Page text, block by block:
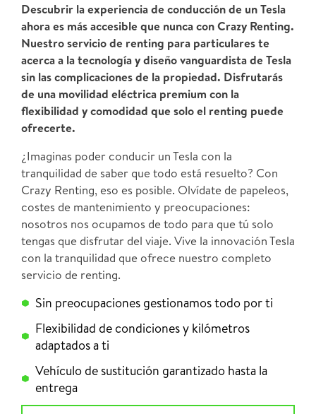
Descubrir la experiencia de conducción de un Tesla
ahora es más accesible que nunca con Crazy Renting.
Nuestro servicio de renting para particulares te
acerca a la tecnología y diseño vanguardista de Tesla
sin las complicaciones de la propiedad. Disfrutarás
de una movilidad eléctrica premium con la
flexibilidad y comodidad que solo el renting puede
ofrecerte.
¿Imaginas poder conducir un Tesla con la
tranquilidad de saber que todo está resuelto? Con
Crazy Renting, eso es posible. Olvídate de papeleos,
costes de mantenimiento y preocupaciones:
nosotros nos ocupamos de todo para que tú solo
tengas que disfrutar del viaje. Vive la innovación Tesla
con la tranquilidad que ofrece nuestro completo
servicio de renting.
Sin preocupaciones gestionamos todo por ti
Flexibilidad de condiciones y kilómetros
adaptados a ti
Vehículo de sustitución garantizado hasta la
entrega